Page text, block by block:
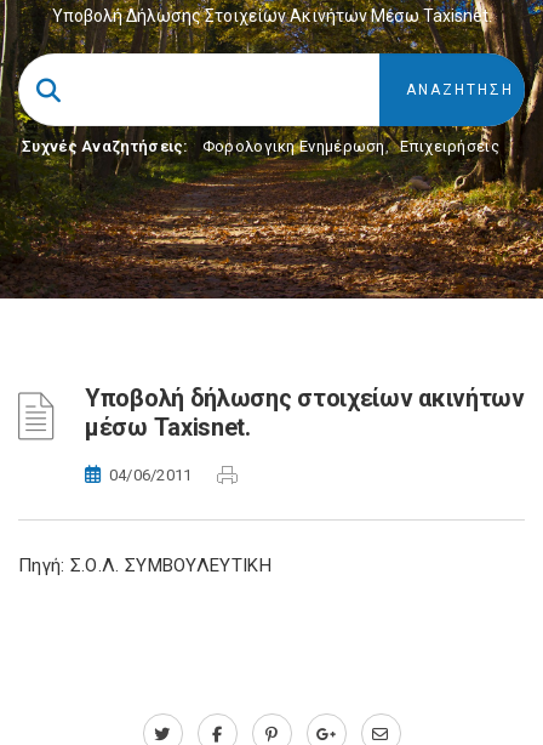
Υποβολή Δήλωσης Στοιχείων Ακινήτων Μέσω Taxisnet.
Συχνές Αναζητήσεις: Φορολογικη Ενημέρωση, Επιχειρήσεις
Υποβολή δήλωσης στοιχείων ακινήτων
μέσω Taxisnet.
04/06/2011
Πηγή: Σ.Ο.Λ. ΣΥΜΒΟΥΛΕΥΤΙΚΗ